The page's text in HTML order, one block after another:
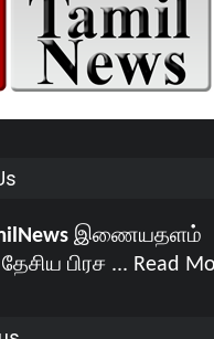
இணையதளம்
பிரச ... Read